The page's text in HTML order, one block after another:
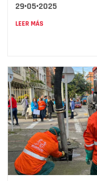
29•05•2025
LEER MÁS